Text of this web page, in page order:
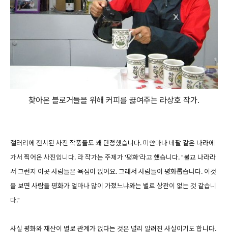
찾아온 블로거들을 위해 커피를 끓여주는 라상호 작가.
갤러리에 전시된 사진 작품들도 꽤 단정했습니다. 미얀마나 네팔 같은 나라에
가서 찍어온 사진입니다. 라 작가는 주제가 '평화'라고 했습니다. "불교 나라라
서 그런지 이곳 사람들은 욕심이 없어요. 그래서 사람들이 평화롭습니다. 이것
을 보면 사람들 평화가 얼마나 많이 가졌느냐와는 별로 상관이 없는 것 같습니
다."
사실 평화와 재산이 별로 관계가 없다는 것은 널리 알려진 사실이기도 합니다.